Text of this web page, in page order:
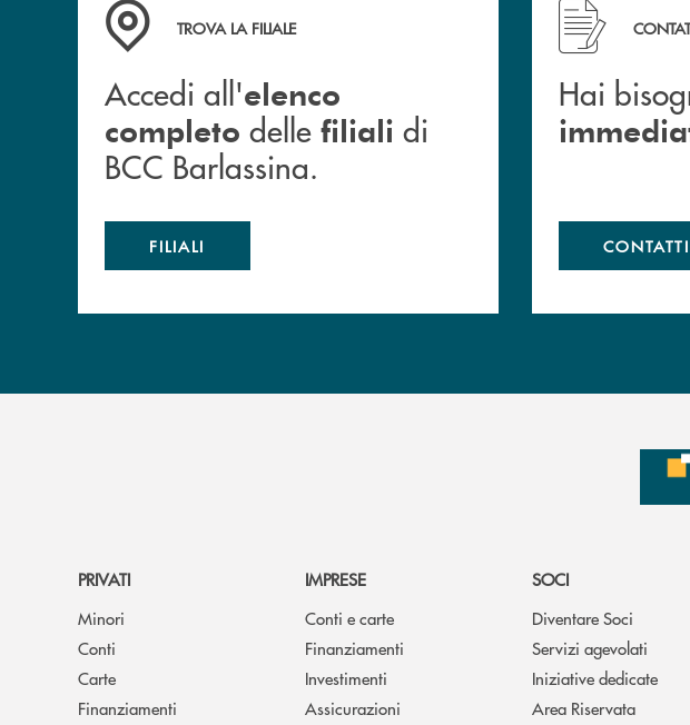
Accedi all' elenco completo delle filiali di BCC Barlassina.
TROVA LA FILIALE
Accedi all'elenco
completo delle filiali di
BCC Barlassina.
FILIALI
Hai bisogno di
Hai
CONTATTI
PRIVATI
Minori
Conti
Carte
Finanziamenti
IMPRESE
Conti e carte
Finanziamenti
Investimenti
Assicurazioni
SOCI
Diventare Soci
Servizi agevolati
Iniziative dedicate
Area Riservata